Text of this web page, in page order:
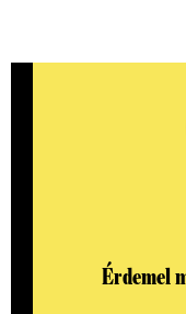
Érdemel